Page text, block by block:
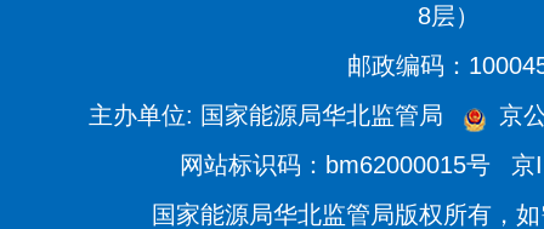
8层）
邮政编码：
主办单位: 国家能源局华北监管局
京
网站标识码：bm62000015号
京
国家能源局华北监管局版权所有，